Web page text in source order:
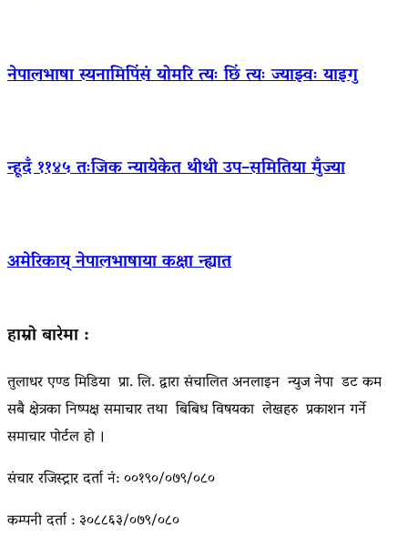
नेपालभाषा स्यनामिपिंसं योमरि त्यः छिं त्यः ज्याझ्वः याइगु
न्हूदँ ११४५ तःजिक न्यायेकेत थीथी उप–समितिया मुँज्या
अमेरिकाय् नेपालभाषाया कक्षा न्ह्यात
हाम्रो बारेमा :
तुलाधर एण्ड मिडिया प्रा. लि. द्वारा संचालित अनलाइन न्युज नेपा डट कम
सबै क्षेत्रका निष्पक्ष समाचार तथा बिबिध विषयका लेखहरु प्रकाशन गर्ने
समाचार पोर्टल हो ।
संचार रजिस्ट्रार दर्ता नं: ००१९०/०७९/०८०
कम्पनी दर्ता : ३०८८६३/०७९/०८०